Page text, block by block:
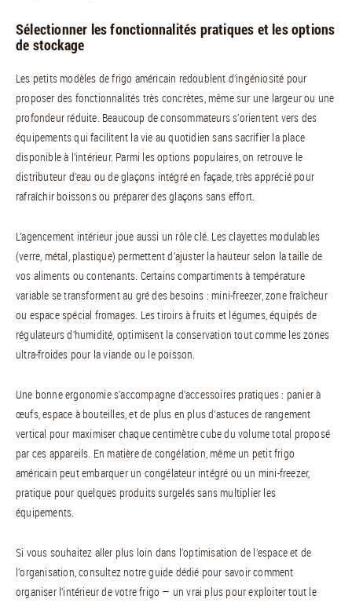
Sélectionner les fonctionnalités pratiques et les options
de stockage
Les petits modèles de frigo américain redoublent d’ingéniosité pour
proposer des fonctionnalités très concrètes, même sur une largeur ou une
profondeur réduite. Beaucoup de consommateurs s’orientent vers des
équipements qui facilitent la vie au quotidien sans sacrifier la place
disponible à l’intérieur. Parmi les options populaires, on retrouve le
distributeur d’eau ou de glaçons intégré en façade, très apprécié pour
rafraîchir boissons ou préparer des glaçons sans effort.
L’agencement intérieur joue aussi un rôle clé. Les clayettes modulables
(verre, métal, plastique) permettent d’ajuster la hauteur selon la taille de
vos aliments ou contenants. Certains compartiments à température
variable se transforment au gré des besoins : mini-freezer, zone fraîcheur
ou espace spécial fromages. Les tiroirs à fruits et légumes, équipés de
régulateurs d’humidité, optimisent la conservation tout comme les zones
ultra-froides pour la viande ou le poisson.
Une bonne ergonomie s’accompagne d’accessoires pratiques : panier à
œufs, espace à bouteilles, et de plus en plus d’astuces de rangement
vertical pour maximiser chaque centimètre cube du volume total proposé
par ces appareils. En matière de congélation, même un petit frigo
américain peut embarquer un congélateur intégré ou un mini-freezer,
pratique pour quelques produits surgelés sans multiplier les
équipements.
Si vous souhaitez aller plus loin dans l’optimisation de l’espace et de
l’organisation, consultez notre guide dédié pour savoir comment
organiser l’intérieur de votre frigo — un vrai plus pour exploiter tout le